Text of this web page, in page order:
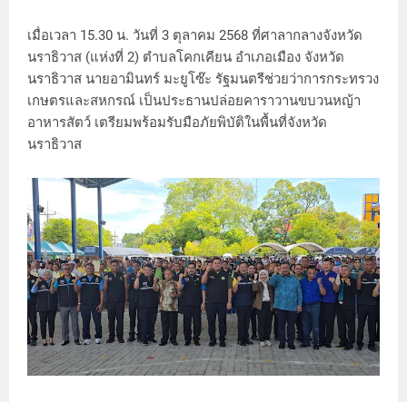
เมื่อเวลา 15.30 น. วันที่ 3 ตุลาคม 2568 ที่ศาลากลางจังหวัด
นราธิวาส (แห่งที่ 2) ตำบลโคกเคียน อำเภอเมือง จังหวัด
นราธิวาส นายอามินทร์ มะยูโซ๊ะ รัฐมนตรีช่วยว่าการกระทรวง
เกษตรและสหกรณ์ เป็นประธานปล่อยคาราวานขบวนหญ้า
อาหารสัตว์ เตรียมพร้อมรับมือภัยพิบัติในพื้นที่จังหวัด
นราธิวาส